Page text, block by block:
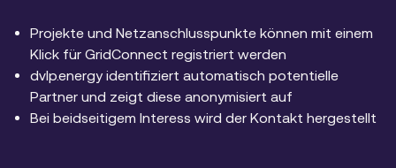
Projekte und Netzanschlusspunkte können mit einem
Klick für GridConnect registriert werden
dvlp.energy identifiziert automatisch potentielle
Partner und zeigt diese anonymisiert auf
Bei beidseitigem Interess wird der Kontakt hergestellt